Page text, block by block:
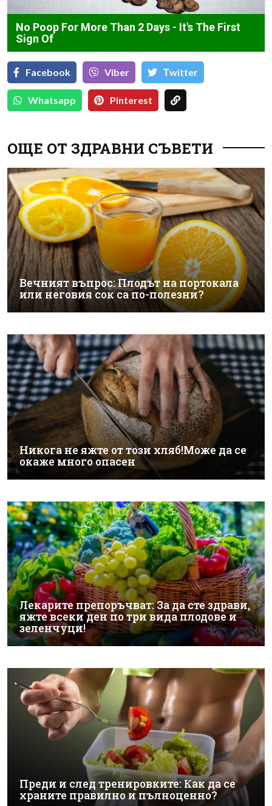
No Poop For More Than 2 Days - It's The First
Sign Of
Facebook Viber Тwitter
Whatsapp Pinterest
ОЩЕ ОТ ЗДРАВНИ СЪВЕТИ
Вечният въпрос: Плодът на портокала
или неговия сок са по-полезни?
Никога не яжте от този хляб!Може да се
окаже много опасен
Лекарите препоръчват: За да сте здрави,
яжте всеки ден по три вида плодове и
зеленчуци!
Преди и след тренировките: Как да се
храните правилно и пълноценно?